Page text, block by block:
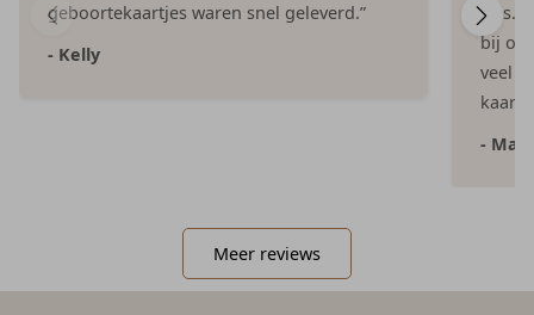
geboortekaartjes waren snel geleverd.”
- Kelly
Dijs.
bij
veel
-
Meer reviews